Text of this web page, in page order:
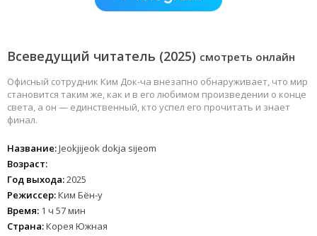
Всеведущий читатель (2025) смотреть онлайн
Офисный сотрудник Ким Док-ча внезапно обнаруживает, что мир
становится таким же, как и в его любимом произведении о конце
света, а он — единственный, кто успел его прочитать и знает
финал.
Название:Jeokjijeok dokja sijeom
Возраст:
Год выхода:2025
Режиссер:Ким Бён-у
Время: 1 ч 57 мин
Страна:Корея Южная